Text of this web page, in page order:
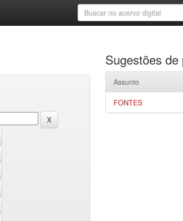
Sugestões de
Assunto
FONTES